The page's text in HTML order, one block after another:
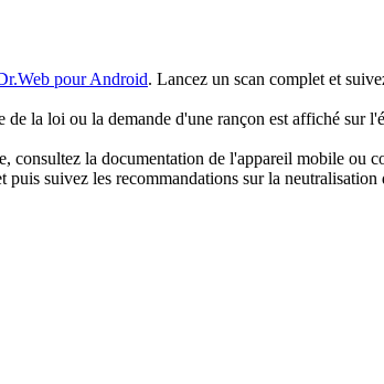
pour Android. Lancez un scan complet et
la loi ou la demande d'une rançon est affiché sur
consultez la documentation de l'appareil mobile ou
suivez les recommandations sur la neutralisation